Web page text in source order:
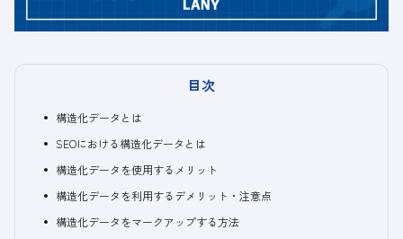
目次
構造化データとは
SEOにおける構造化データとは
構造化データを使用するメリット
構造化データを利用するデメリット・注意点
構造化データをマークアップする方法